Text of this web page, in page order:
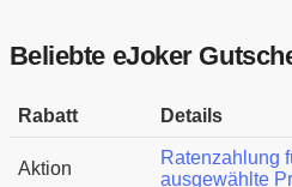
Beliebte eJoker
Rabatt Details
Aktion
Ratenzahlung
ausgewählte